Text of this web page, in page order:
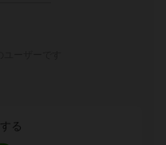
る